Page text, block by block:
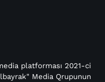
platforması 2021-ci
Media Qrupunun